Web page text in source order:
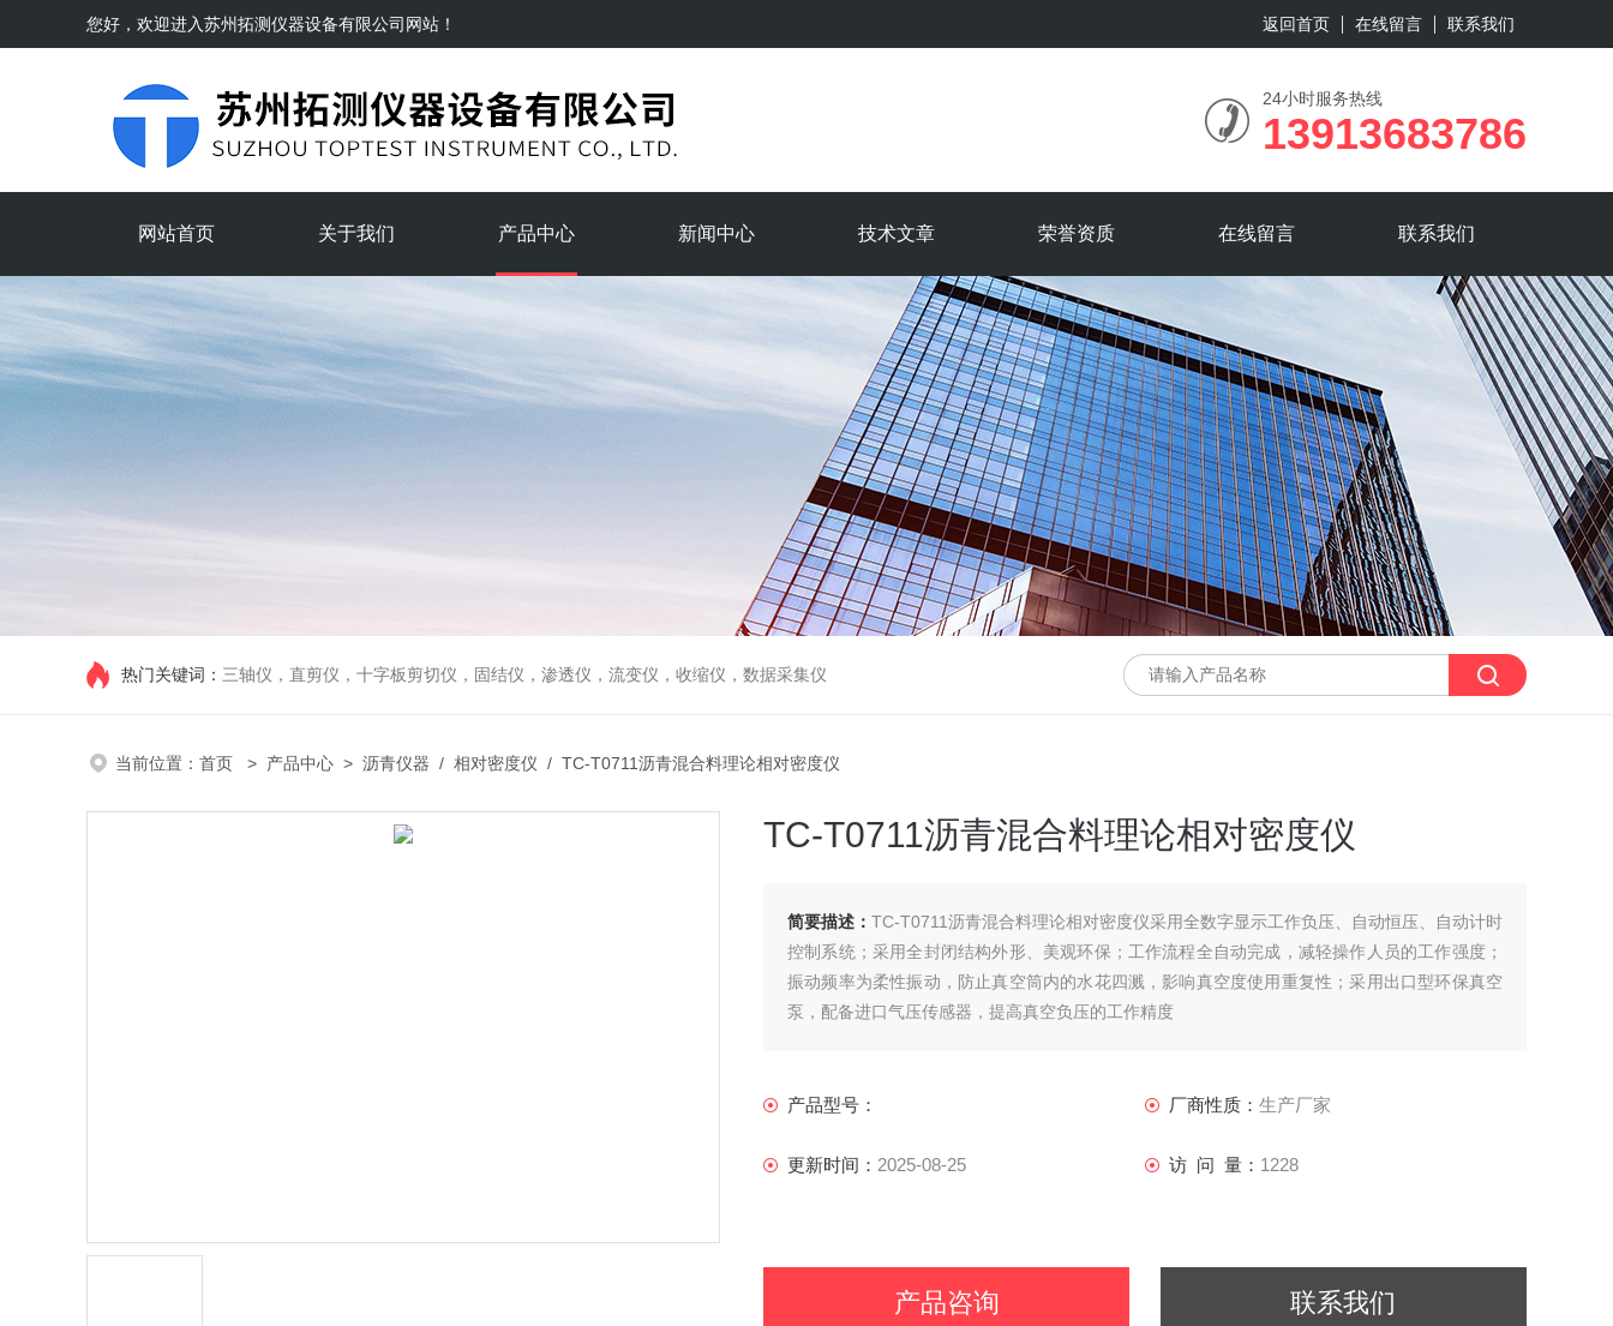
您好，欢迎进入苏州拓测仪器设备有限公司 网站！ 返回首页 在线留言 联系我们
24小时服务热线
13913683786
网站首页 关于我们 产品中心 新闻中心 技术文章 荣誉资质 在线留言 联系我们
热门关键词： 三轴仪，直剪仪，十字板剪切仪，固结仪，渗透仪，流变仪，收缩仪，数据采集仪
当前位置： 首页 > 产品中心 > 沥青仪器 / 相对密度仪 / TC-T0711沥青混合料理论相对密度仪
TC-T0711沥青混合料理论相对密度仪
简要描述： TC-T0711沥青混合料理论相对密度仪采用全数字显示工作负压、自动恒压、自动计时
控制系统；采用全封闭结构外形、美观环保；工作流程全自动完成，减轻操作人员的工作强度；
振动频率为柔性振动，防止真空筒内的水花四溅，影响真空度使用重复性；采用出口型环保真空
泵，配备进口气压传感器，提高真空负压的工作精度
产品型号： 厂商性质： 生产厂家
更新时间： 2025-08-25 访 问 量： 1228
产品咨询 联系我们